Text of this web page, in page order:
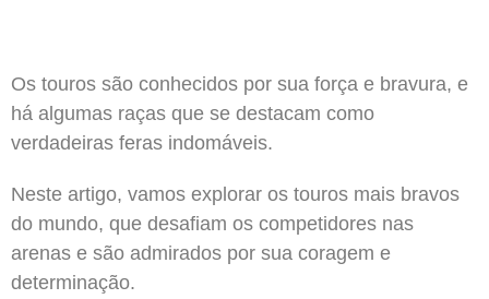
Os touros são conhecidos por sua força e bravura, e
há algumas raças que se destacam como
verdadeiras feras indomáveis.
Neste artigo, vamos explorar os touros mais bravos
do mundo, que desafiam os competidores nas
arenas e são admirados por sua coragem e
determinação.